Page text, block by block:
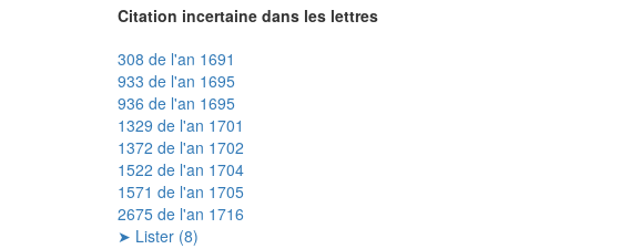
Citation incertaine dans les lettres
308 de l'an 1691
933 de l'an 1695
936 de l'an 1695
1329 de l'an 1701
1372 de l'an 1702
1522 de l'an 1704
1571 de l'an 1705
2675 de l'an 1716
➤ Lister (8)